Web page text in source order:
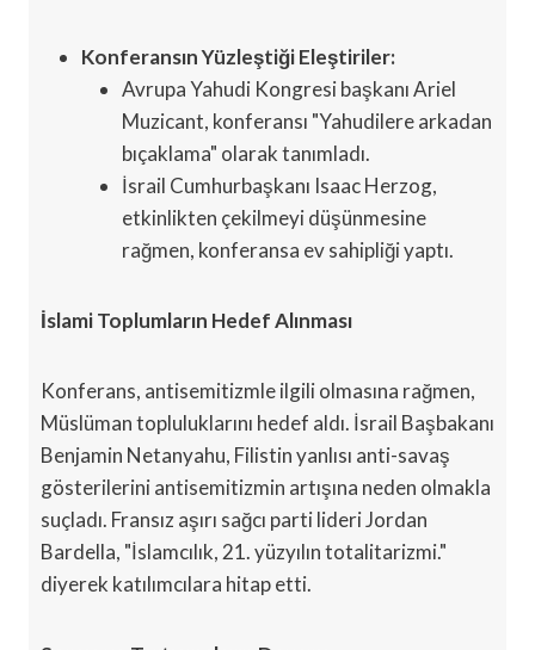
Konferansın Yüzleştiği Eleştiriler:
Avrupa Yahudi Kongresi başkanı Ariel
Muzicant, konferansı "Yahudilere arkadan
bıçaklama" olarak tanımladı.
İsrail Cumhurbaşkanı Isaac Herzog,
etkinlikten çekilmeyi düşünmesine
rağmen, konferansa ev sahipliği yaptı.
İslami Toplumların Hedef Alınması
Konferans, antisemitizmle ilgili olmasına rağmen,
Müslüman topluluklarını hedef aldı. İsrail Başbakanı
Benjamin Netanyahu, Filistin yanlısı anti-savaş
gösterilerini antisemitizmin artışına neden olmakla
suçladı. Fransız aşırı sağcı parti lideri Jordan
Bardella, "İslamcılık, 21. yüzyılın totalitarizmi."
diyerek katılımcılara hitap etti.